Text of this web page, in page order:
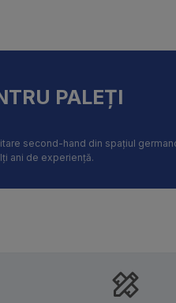
PALEȚI
second-hand din spațiul
ani de experiență.